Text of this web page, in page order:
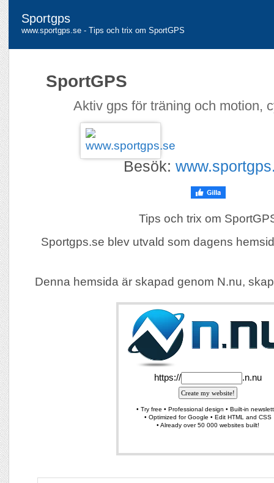
Sportgps
www.sportgps.se - Tips och trix om SportGPS
SportGPS
Aktiv gps för träning och motion,
Besök:
Tips och trix om
Sportgps.se blev utvald som dagens
Denna hemsida är skapad genom N.nu,